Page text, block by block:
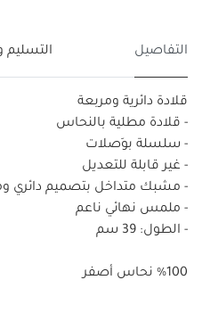
التفاصيل التسليم
قلادة دائرية ومربعة
- قلادة مطلية بالنحاس
- سلسلة بوَصلات
- غير قابلة للتعديل
- مشبك متداخل بتصميم دائري
- ملمس نهائي ناعم
- الطول: 39 سم
%100 نحاس أصفر